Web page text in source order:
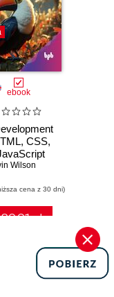
ebook
CSS,
Wilson
cena z 30 dni)
89.91 zł